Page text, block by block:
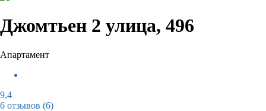
Джомтьен 2 улица, 496
Апартамент
9,4
6 отзывов (6)